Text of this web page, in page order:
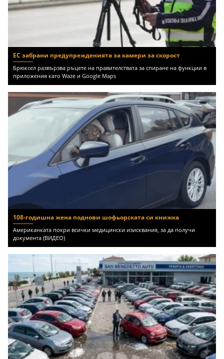
ЕС забрани предупрежденията за камери за скорост
Брюксел развързва ръцете на правителствата за спиране на функции в
приложения като Waze и Google Maps
108-годишна жена поднови шофьорската си книжка
Американката покри всички медицински изисквания, за да получи
документа (ВИДЕО)